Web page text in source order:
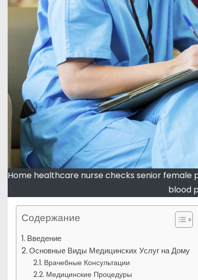
Home healthcare nurse checks senior female
blood
Содержание
Введение
Основные Виды Медицинских Услуг на Дому
Врачебные Консультации
Медицинские Процедуры